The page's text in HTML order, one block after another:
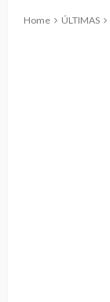
Home ÚLTIMAS